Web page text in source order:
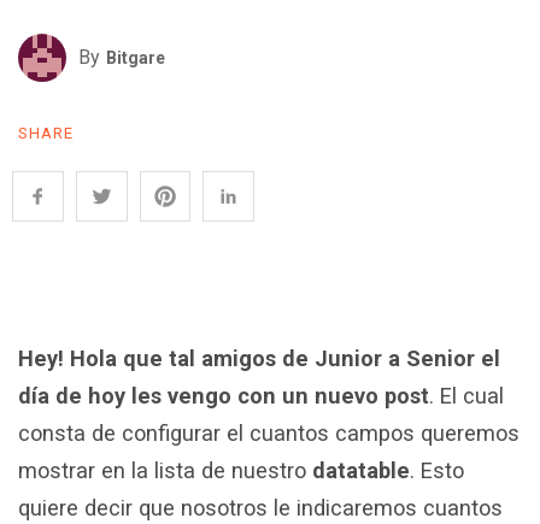
By Bitgare
SHARE
Hey! Hola que tal amigos de Junior a Senior el
día de hoy les vengo con un nuevo post. El cual
consta de configurar el cuantos campos queremos
mostrar en la lista de nuestro datatable. Esto
quiere decir que nosotros le indicaremos cuantos